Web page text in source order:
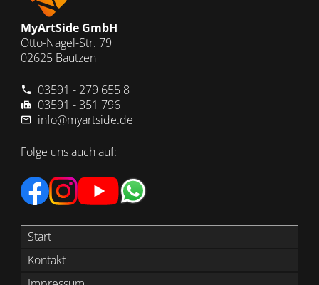
MyArtSide GmbH
Otto-Nagel-Str. 79
02625 Bautzen
03591 - 279 655 8
03591 - 351 796
info@myartside.de
Folge uns auch auf:
Start
Kontakt